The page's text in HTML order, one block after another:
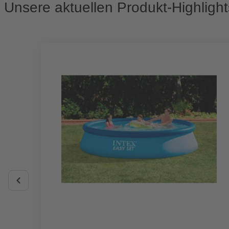
Unsere aktuellen Produkt-